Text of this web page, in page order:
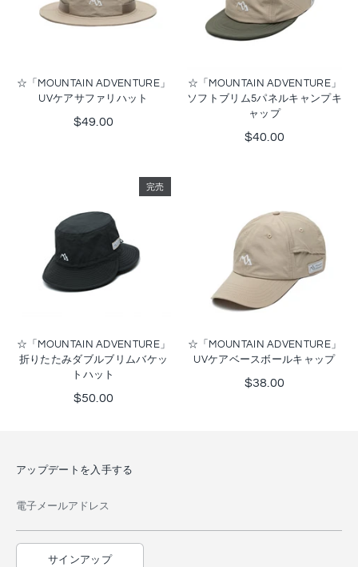
☆「MOUNTAIN ADVENTURE」
UVケアサファリハット
$49.00
☆「MOUNTAIN ADVENTURE」
ソフトブリム5パネルキャンプキ
ャップ
$40.00
☆「MOUNTAIN ADVENTURE」
折りたたみダブルブリムバケッ
トハット
$50.00
完売
☆「MOUNTAIN ADVENTURE」
UVケアベースボールキャップ
$38.00
アップデートを入手する
電子メールアドレス
サインアップ